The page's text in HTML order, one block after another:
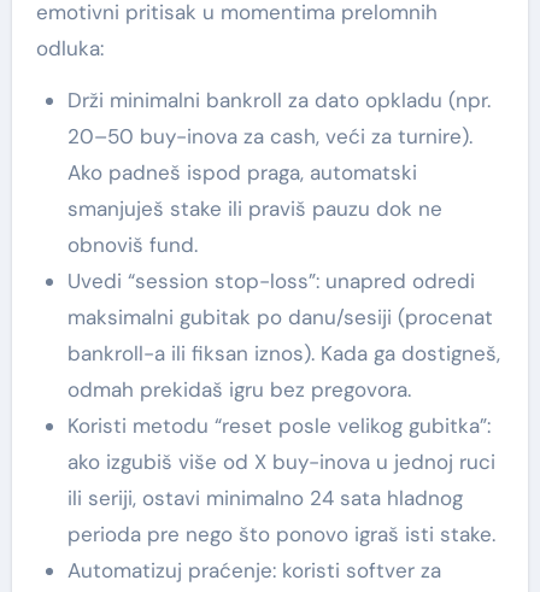
emotivni pritisak u momentima prelomnih
odluka:
Drži minimalni bankroll za dato opkladu (npr.
20–50 buy-inova za cash, veći za turnire).
Ako padneš ispod praga, automatski
smanjuješ stake ili praviš pauzu dok ne
obnoviš fund.
Uvedi “session stop-loss”: unapred odredi
maksimalni gubitak po danu/sesiji (procenat
bankroll-a ili fiksan iznos). Kada ga dostigneš,
odmah prekidaš igru bez pregovora.
Koristi metodu “reset posle velikog gubitka”:
ako izgubiš više od X buy-inova u jednoj ruci
ili seriji, ostavi minimalno 24 sata hladnog
perioda pre nego što ponovo igraš isti stake.
Automatizuj praćenje: koristi softver za